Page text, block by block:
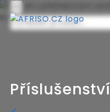
Příslušenství